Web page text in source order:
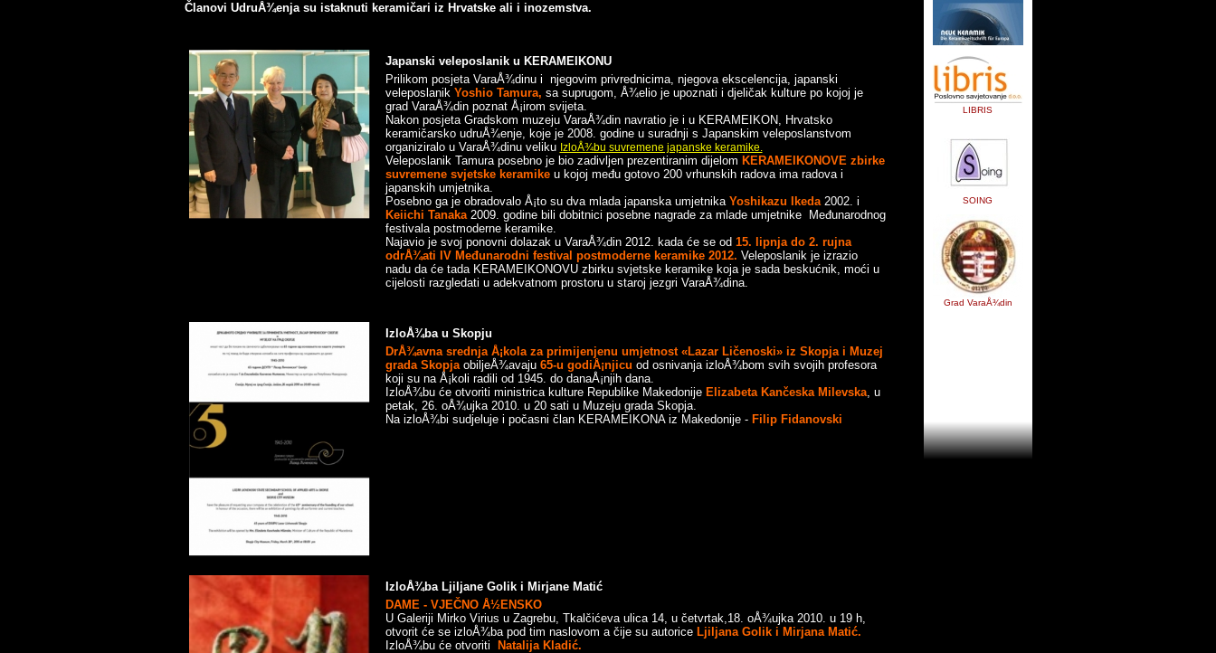
Članovi UdruÅ¾enjasu istaknuti keramičari iz Hrvatske ali i inozemstva.
Japanski veleposlanik u KERAMEIKONU
Prilikom posjeta VaraÅ¾dinu i njegovim privrednicima, njegova ekscelencija, japanski
veleposlanik Yoshio Tamura, sa suprugom, Å¾elio je upoznati i djeličak kulture po kojoj je
grad VaraÅ¾din poznat Å¡irom svijeta.
Nakon posjeta Gradskom muzeju VaraÅ¾din navratio je i u KERAMEIKON, Hrvatsko
keramičarsko udruÅ¾enje, koje je 2008. godine u suradnji s Japanskim veleposlanstvom
organiziralo u VaraÅ¾dinu veliku IzloÅ¾bu suvremene japanske keramike.
Veleposlanik Tamura posebno je bio zadivljen prezentiranim dijelom KERAMEIKONOVE zbirke
suvremene svjetske keramike u kojoj među gotovo 200 vrhunskih radova ima radova i
japanskih umjetnika.
Posebno ga je obradovalo Å¡to su dva mlada japanska umjetnika Yoshikazu Ikeda2002. i
Keiichi Tanaka2009. godine bili dobitnici posebne nagrade za mlade umjetnike Međunarodnog
festivala postmoderne keramike.
Najavio je svoj ponovni dolazak u VaraÅ¾din 2012. kada će se od 15. lipnja do 2. rujna
odrÅ¾ati IV Međunarodni festival postmoderne keramike 2012. Veleposlanik je izrazio
nadu da će tada KERAMEIKONOVU zbirku svjetske keramike koja je sada beskućnik, moći u
cijelosti razgledati u adekvatnom prostoru u staroj jezgri VaraÅ¾dina.
IzloÅ¾ba u Skopju
DrÅ¾avna srednja Å¡kola za primijenjenu umjetnost «Lazar Ličenoski» iz Skopja i Muzej
grada SkopjaobiljeÅ¾avaju 65-u godiÅ¡njicu od osnivanja izloÅ¾bom svih svojih profesora
koji su na Å¡koli radili od 1945. do danaÅ¡njih dana.
IzloÅ¾bu će otvoriti ministrica kulture Republike Makedonije Elizabeta Kančeska Milevska, u
petak, 26. oÅ¾ujka 2010. u 20 sati u Muzeju grada Skopja.
Na izloÅ¾bi sudjeluje i počasni član KERAMEIKONA iz Makedonije - Filip Fidanovski
IzloÅ¾ba Ljiljane Golik i Mirjane Matić
DAME - VJEČNO Å½ENSKO
U Galeriji Mirko Virius u Zagrebu, Tkalčićeva ulica 14, u četvrtak,18. oÅ¾ujka 2010. u 19 h,
otvorit će se izloÅ¾ba pod tim naslovom a čije su autorice Ljiljana Golik i Mirjana Matić.
IzloÅ¾bu će otvoriti
Natalija Kladić.
LIBRIS
SOING
Grad VaraÅ¾din